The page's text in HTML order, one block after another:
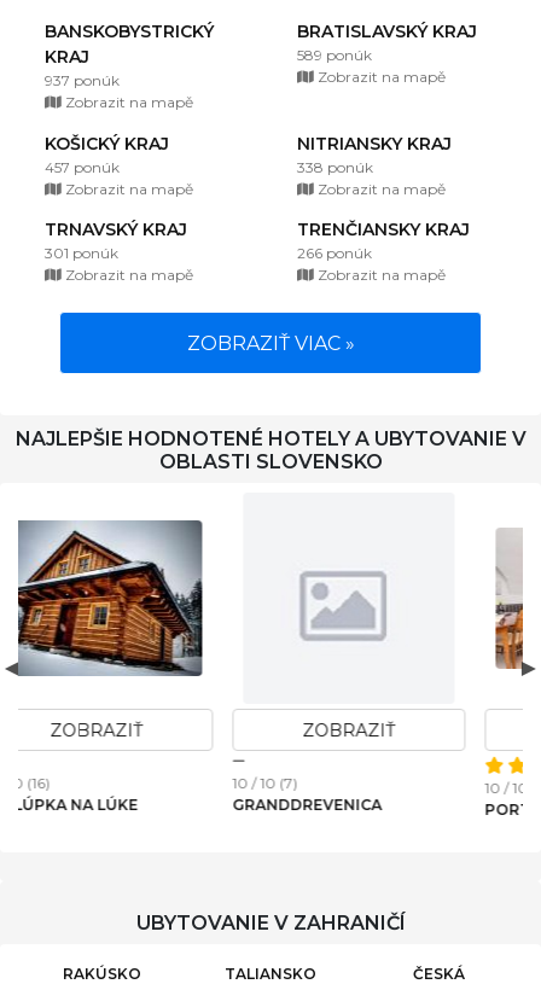
BANSKOBYSTRICKÝ
KRAJ
937 ponúk
Zobrazit na mapě
BRATISLAVSKÝ KRAJ
589 ponúk
Zobrazit na mapě
KOŠICKÝ KRAJ
457 ponúk
Zobrazit na mapě
NITRIANSKY KRAJ
338 ponúk
Zobrazit na mapě
TRNAVSKÝ KRAJ
301 ponúk
Zobrazit na mapě
TRENČIANSKY KRAJ
266 ponúk
Zobrazit na mapě
ZOBRAZIŤ VIAC »
NAJLEPŠIE HODNOTENÉ HOTELY A UBYTOVANIE V
OBLASTI SLOVENSKO
ZOBRAZIŤ
10 / 10 (4)
PORTAL OPERA
ZOBRAZIŤ
10 / 10 (3)
ROMANTIC COTTAGE MAJER
UBYTOVANIE V ZAHRANIČÍ
RAKÚSKO TALIANSKO
ČESKÁ